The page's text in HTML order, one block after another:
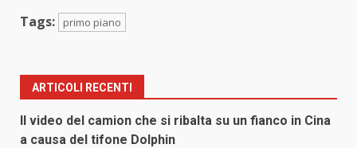
Tags: primo piano
ARTICOLI RECENTI
Il video del camion che si ribalta su un fianco in Cina
a causa del tifone Dolphin